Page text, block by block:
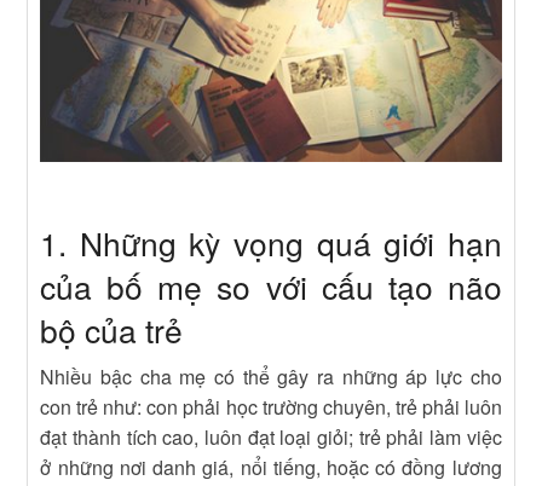
1. Những kỳ vọng quá giới hạn
của bố mẹ so với cấu tạo não
bộ của trẻ
Nhiều bậc cha mẹ có thể gây ra những áp lực cho
con trẻ như: con phải học trường chuyên, trẻ phải luôn
đạt thành tích cao, luôn đạt loại giỏi; trẻ phải làm việc
ở những nơi danh giá, nổi tiếng, hoặc có đồng lương